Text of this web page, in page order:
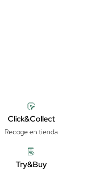
Click&Collect
Recoge en tienda
Try&Buy